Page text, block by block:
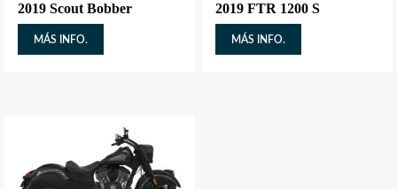
2019 Scout Bobber
MÁS INFO.
2019 FTR 1200 S
MÁS INFO.